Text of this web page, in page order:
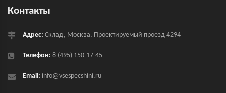
Контакты
Адрес: Склад, Москва, Проектируемый проезд 4294
Телефон: 8 (495) 150-17-45
Email: info@vsespecshini.ru